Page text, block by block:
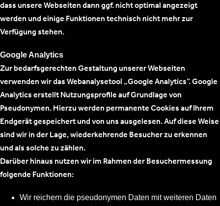
dass unsere Webseiten dann ggf. nicht optimal angezeigt
werden und einige Funktionen technisch nicht mehr zur
Verfügung stehen.
Google Analytics
Zur bedarfsgerechten Gestaltung unserer Webseiten
verwenden wir das Webanalysetool „Google Analytics“. Google
Analytics erstellt Nutzungsprofile auf Grundlage von
Pseudonymen. Hierzu werden permanente Cookies auf Ihrem
Endgerät gespeichert und von uns ausgelesen. Auf diese Weise
sind wir in der Lage, wiederkehrende Besucher zu erkennen
und als solche zu zählen.
Darüber hinaus nutzen wir im Rahmen der Besuchermessung
folgende Funktionen:
Wir reichern die pseudonymen Daten mit weiteren Daten